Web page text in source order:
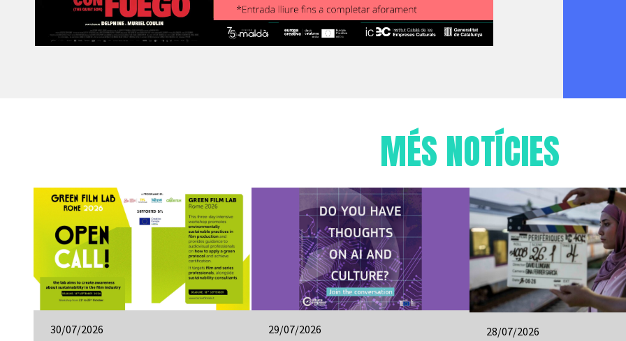
MÉS NOTÍCIES
30/07/2026 29/07/2026 28/07/2026